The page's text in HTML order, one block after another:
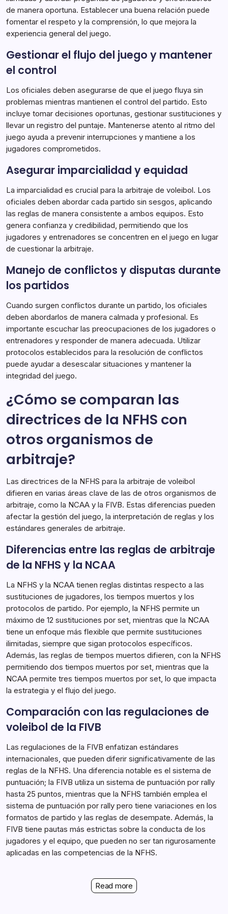
de manera oportuna. Establecer una buena relación puede
fomentar el respeto y la comprensión, lo que mejora la
experiencia general del juego.
Gestionar el flujo del juego y mantener
el control
Los oficiales deben asegurarse de que el juego fluya sin
problemas mientras mantienen el control del partido. Esto
incluye tomar decisiones oportunas, gestionar sustituciones y
llevar un registro del puntaje. Mantenerse atento al ritmo del
juego ayuda a prevenir interrupciones y mantiene a los
jugadores comprometidos.
Asegurar imparcialidad y equidad
La imparcialidad es crucial para la arbitraje de voleibol. Los
oficiales deben abordar cada partido sin sesgos, aplicando
las reglas de manera consistente a ambos equipos. Esto
genera confianza y credibilidad, permitiendo que los
jugadores y entrenadores se concentren en el juego en lugar
de cuestionar la arbitraje.
Manejo de conflictos y disputas durante
los partidos
Cuando surgen conflictos durante un partido, los oficiales
deben abordarlos de manera calmada y profesional. Es
importante escuchar las preocupaciones de los jugadores o
entrenadores y responder de manera adecuada. Utilizar
protocolos establecidos para la resolución de conflictos
puede ayudar a desescalar situaciones y mantener la
integridad del juego.
¿Cómo se comparan las
directrices de la NFHS con
otros organismos de
arbitraje?
Las directrices de la NFHS para la arbitraje de voleibol
difieren en varias áreas clave de las de otros organismos de
arbitraje, como la NCAA y la FIVB. Estas diferencias pueden
afectar la gestión del juego, la interpretación de reglas y los
estándares generales de arbitraje.
Diferencias entre las reglas de arbitraje
de la NFHS y la NCAA
La NFHS y la NCAA tienen reglas distintas respecto a las
sustituciones de jugadores, los tiempos muertos y los
protocolos de partido. Por ejemplo, la NFHS permite un
máximo de 12 sustituciones por set, mientras que la NCAA
tiene un enfoque más flexible que permite sustituciones
ilimitadas, siempre que sigan protocolos específicos.
Además, las reglas de tiempos muertos difieren, con la NFHS
permitiendo dos tiempos muertos por set, mientras que la
NCAA permite tres tiempos muertos por set, lo que impacta
la estrategia y el flujo del juego.
Comparación con las regulaciones de
voleibol de la FIVB
Las regulaciones de la FIVB enfatizan estándares
internacionales, que pueden diferir significativamente de las
reglas de la NFHS. Una diferencia notable es el sistema de
puntuación; la FIVB utiliza un sistema de puntuación por rally
hasta 25 puntos, mientras que la NFHS también emplea el
sistema de puntuación por rally pero tiene variaciones en los
formatos de partido y las reglas de desempate. Además, la
FIVB tiene pautas más estrictas sobre la conducta de los
jugadores y el equipo, que pueden no ser tan rigurosamente
aplicadas en las competencias de la NFHS.
Read more